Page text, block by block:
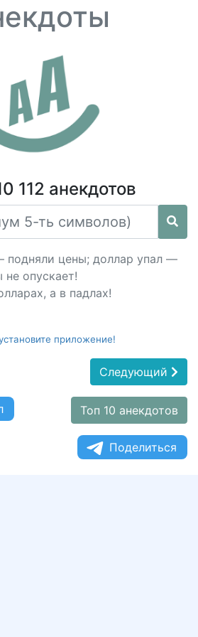
112 анекдотов
подняли цены; доллар упал —
опускает!
а в падлах!
приложение!
Следующий
Топ 10 анекдотов
Поделиться